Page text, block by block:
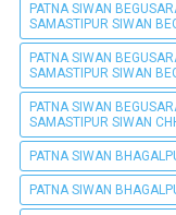
PATNA SIWAN
SAMASTIPUR SIWAN
PATNA SIWAN
SAMASTIPUR SIWAN
PATNA SIWAN
SAMASTIPUR SIWAN
PATNA SIWAN
PATNA SIWAN